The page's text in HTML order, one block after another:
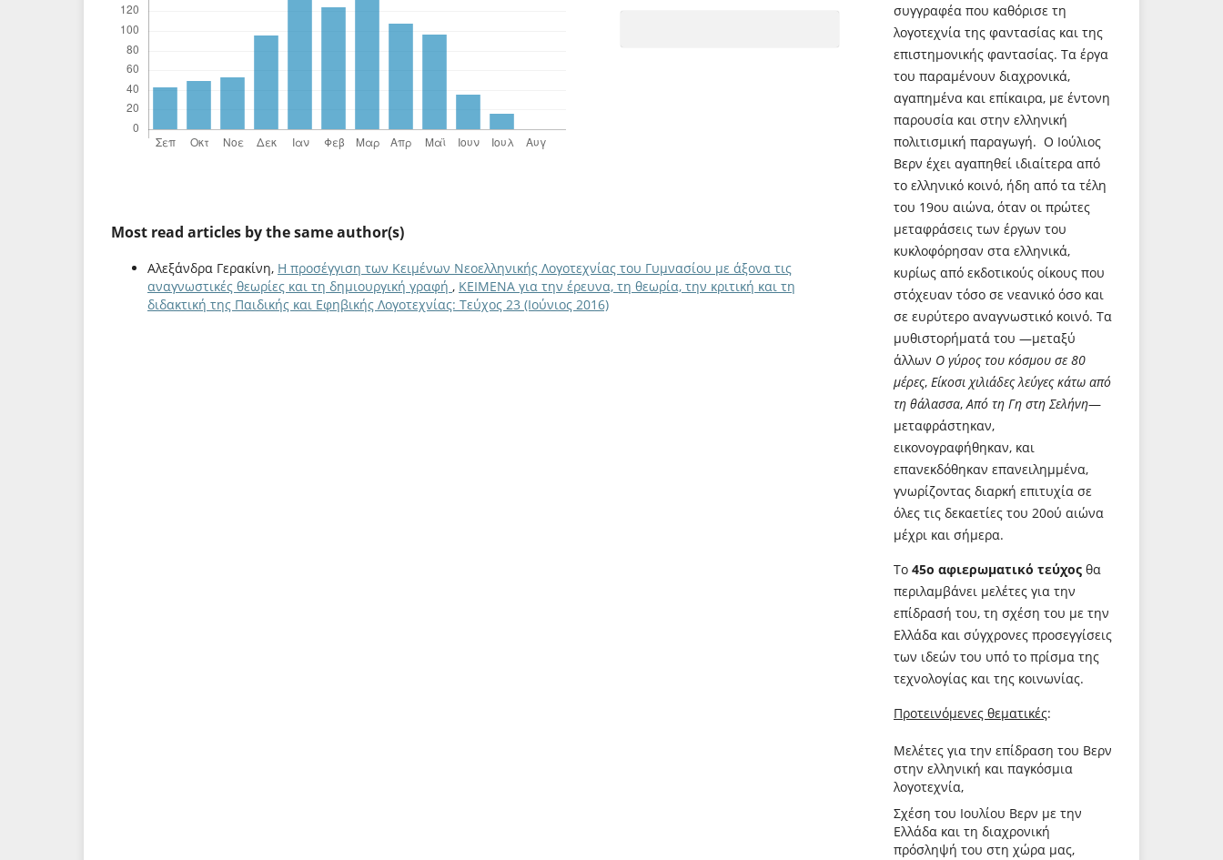
Most read articles by the same author(s)
Αλεξάνδρα Γερακίνη, Η προσέγγιση των Κειμένων Νεοελληνικής Λογοτεχνίας του Γυμνασίου με άξονα τις
αναγνωστικές θεωρίες και τη δημιουργική γραφή , ΚΕΙΜΕΝΑ για την έρευνα, τη θεωρία, την κριτική και τη
διδακτική της Παιδικής και Εφηβικής Λογοτεχνίας: Τεύχος 23 (Ιούνιος 2016)
συγγραφέα που καθόρισε τη
λογοτεχνία της φαντασίας και της
επιστημονικής φαντασίας. Τα έργα
του παραμένουν διαχρονικά,
αγαπημένα και επίκαιρα, με έντονη
παρουσία και στην ελληνική
πολιτισμική παραγωγή. Ο Ιούλιος
Βερν έχει αγαπηθεί ιδιαίτερα από
το ελληνικό κοινό, ήδη από τα τέλη
του 19ου αιώνα, όταν οι πρώτες
μεταφράσεις των έργων του
κυκλοφόρησαν στα ελληνικά,
κυρίως από εκδοτικούς οίκους που
στόχευαν τόσο σε νεανικό όσο και
σε ευρύτερο αναγνωστικό κοινό. Τα
μυθιστορήματά του —μεταξύ
άλλων Ο γύρος του κόσμου σε 80
μέρες, Είκοσι χιλιάδες λεύγες κάτω από
τη θάλασσα, Από τη Γη στη Σελήνη—
μεταφράστηκαν,
εικονογραφήθηκαν, και
επανεκδόθηκαν επανειλημμένα,
γνωρίζοντας διαρκή επιτυχία σε
όλες τις δεκαετίες του 20ού αιώνα
μέχρι και σήμερα.
Το 45ο αφιερωματικό τεύχος θα
περιλαμβάνει μελέτες για την
επίδρασή του, τη σχέση του με την
Ελλάδα και σύγχρονες προσεγγίσεις
των ιδεών του υπό το πρίσμα της
τεχνολογίας και της κοινωνίας.
Προτεινόμενες θεματικές:
Μελέτες για την επίδραση του Βερν
στην ελληνική και παγκόσμια
λογοτεχνία,
Σχέση του Ιουλίου Βερν με την
Ελλάδα και τη διαχρονική
πρόσληψή του στη χώρα μας,